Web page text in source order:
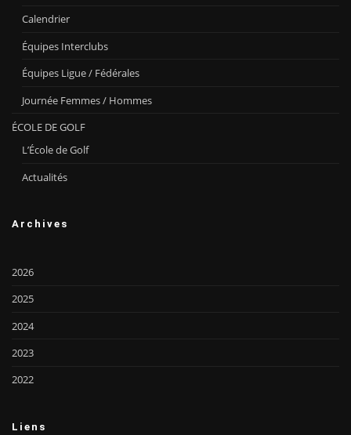
Calendrier
Équipes Interclubs
Équipes Ligue / Fédérales
Journée Femmes / Hommes
ÉCOLE DE GOLF
L’École de Golf
Actualités
Archives
2026
2025
2024
2023
2022
Liens